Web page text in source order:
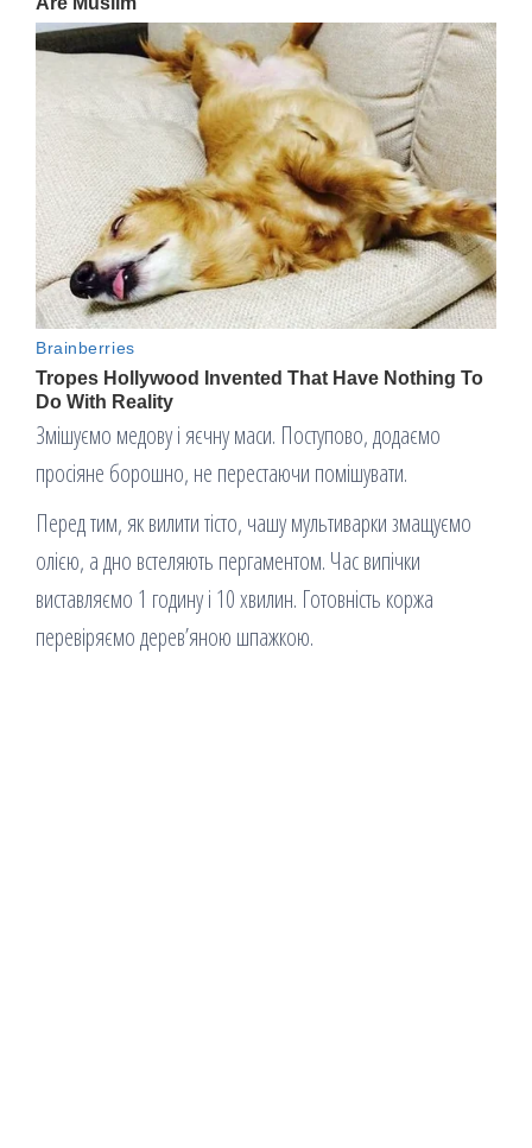
Змішуємо медову і яєчну маси. Поступово, додаємо
просіяне борошно, не перестаючи помішувати.
Перед тим, як вилити тісто, чашу мультиварки змащуємо
олією, а дно встеляють пергаментом. Час випічки
виставляємо 1 годину і 10 хвилин. Готовність коржа
перевіряємо дерев’яною шпажкою.